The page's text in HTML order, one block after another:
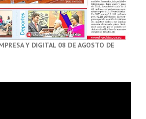
Y DIGITAL 08 DE AGOSTO DE